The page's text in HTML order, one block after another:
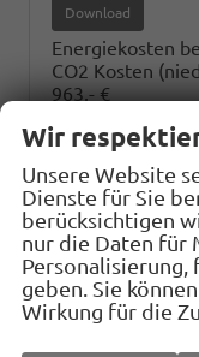
Download
Energiekosten
CO2 Kosten
963,- €
2.287,12 €
CO2 Kosten
3.531,- €
Jahressteuer:
8Y8 8Y8
Wir
Unsere Website
Dienste für Sie
berücksichtigen
nur die Daten für
Personalisierung,
geben. Sie
Wirkung für die